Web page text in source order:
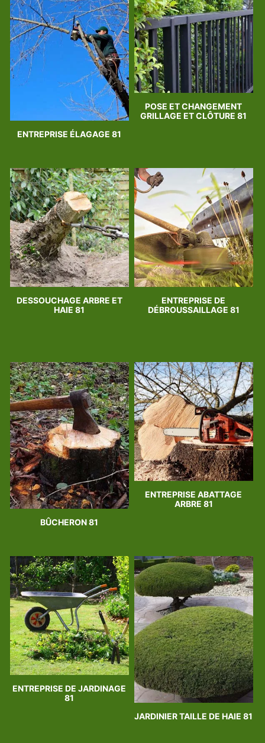
ENTREPRISE ÉLAGAGE 81
POSE ET CHANGEMENT
GRILLAGE ET CLÔTURE 81
DESSOUCHAGE ARBRE ET
HAIE 81
ENTREPRISE DE
DÉBROUSSAILLAGE 81
BÛCHERON 81
ENTREPRISE ABATTAGE
ARBRE 81
ENTREPRISE DE JARDINAGE
81
JARDINIER TAILLE DE HAIE 81